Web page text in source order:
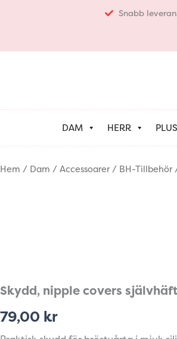
Snabb
DAM HERR
Hem / Dam / Accessoarer/ BH-Tillbehör/
Skydd, nipple covers
79,00 kr